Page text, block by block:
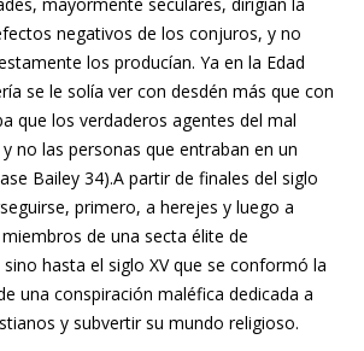
negativos de los conjuros, y no
los producían. Ya en la Edad
se le solía ver con desdén más que con
que los verdaderos agentes del mal
no las personas que entraban en un
Bailey 34).A partir de finales del siglo
primero, a herejes y luego a
de una secta élite de
hasta el siglo XV que se conformó la
una conspiración maléfica dedicada a
y subvertir su mundo religioso.